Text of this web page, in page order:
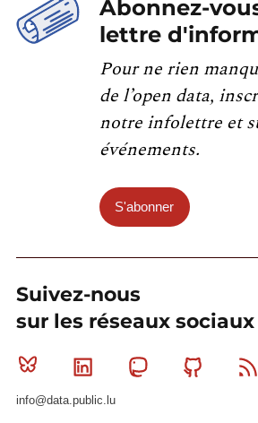
Abonnez-
lettre
Pour ne rien
de l’open data,
notre infolettre et
événements.
S'abonner
Suivez-nous
sur les réseaux sociaux
Bluesky Linkedin MastodonGithub
info@data.public.lu